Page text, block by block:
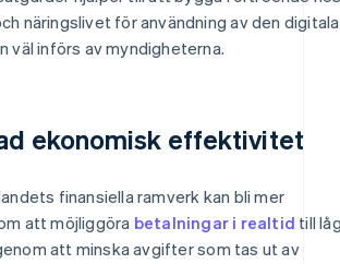
näringslivet för användning av den digitala
väl införs av myndigheterna.
ekonomisk effektivitet
finansiella ramverk kan bli mer
att möjliggöra betalningar i realtid till
att minska avgifter som tas ut av